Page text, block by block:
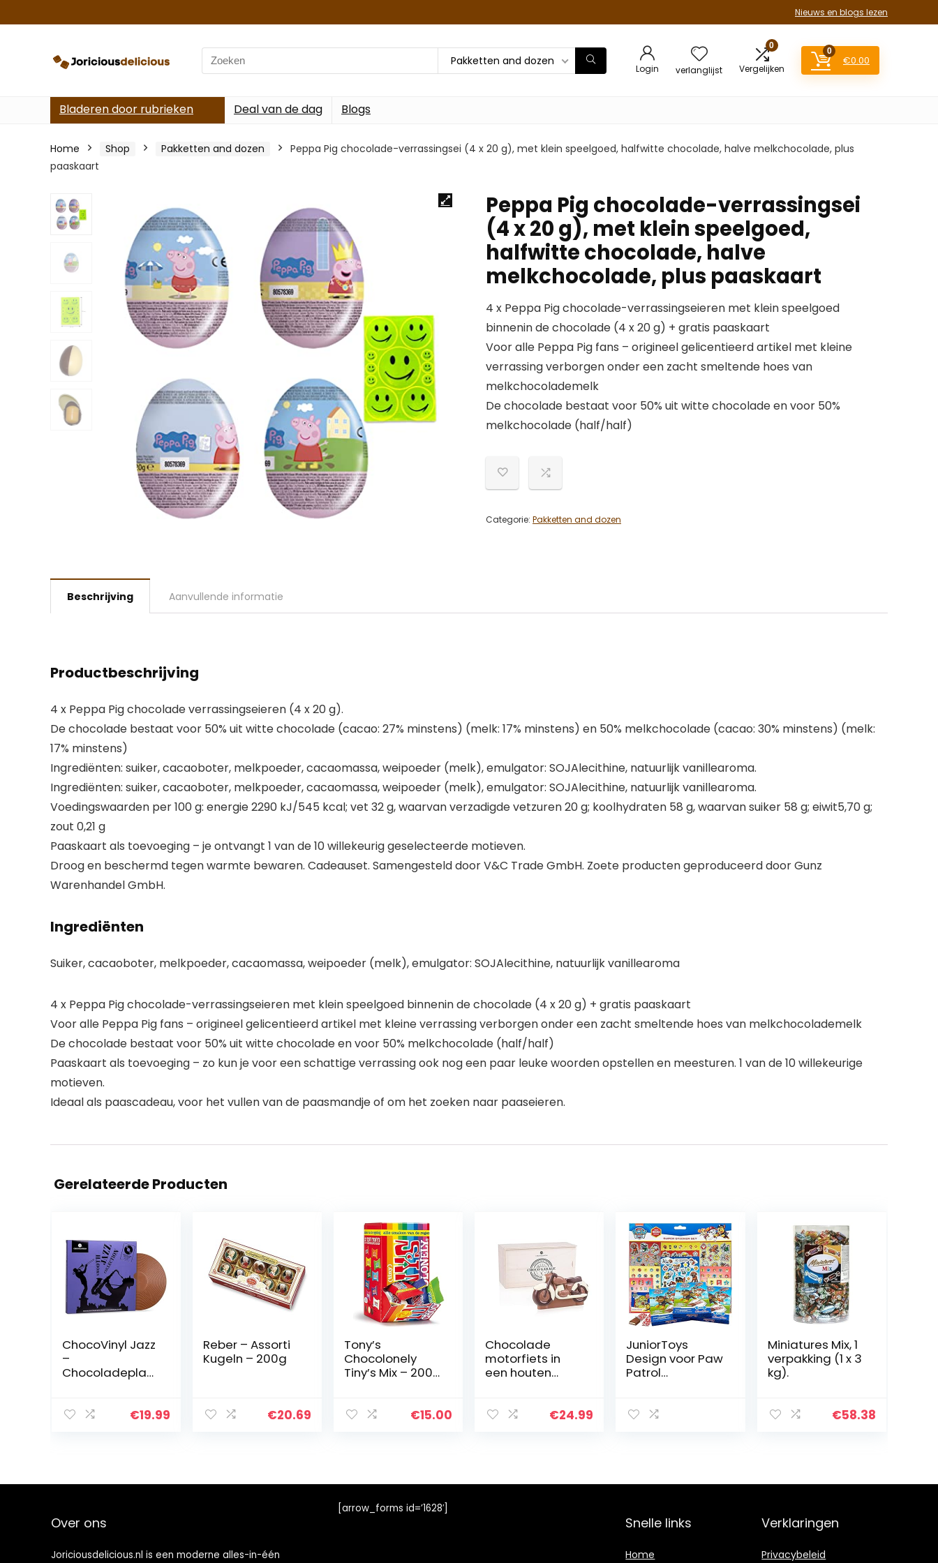
Nieuws en blogs lezen
Search
for:
Pakketten and dozen
Login verlanglijst
0
Vergelijken
0
€0.00
Bladeren door rubrieken Deal van de dag Blogs
Home Shop Pakketten and dozen
Peppa Pig chocolade-verrassingsei (4 x 20 g), met klein speelgoed, halfwitte chocolade, halve melkchocolade, plus
paaskaart
Peppa Pig chocolade-verrassingsei
(4 x 20 g), met klein speelgoed,
halfwitte chocolade, halve
melkchocolade, plus paaskaart
4 x Peppa Pig chocolade-verrassingseieren met klein speelgoed
binnenin de chocolade (4 x 20 g) + gratis paaskaart
Voor alle Peppa Pig fans – origineel gelicentieerd artikel met kleine
verrassing verborgen onder een zacht smeltende hoes van
melkchocolademelk
De chocolade bestaat voor 50% uit witte chocolade en voor 50%
melkchocolade (half/half)
Categorie: Pakketten and dozen
Beschrijving Aanvullende informatie
Productbeschrijving
4 x Peppa Pig chocolade verrassingseieren (4 x 20 g).
De chocolade bestaat voor 50% uit witte chocolade (cacao: 27% minstens) (melk: 17% minstens) en 50% melkchocolade (cacao: 30% minstens) (melk:
17% minstens)
Ingrediënten: suiker, cacaoboter, melkpoeder, cacaomassa, weipoeder (melk), emulgator: SOJAlecithine, natuurlijk vanillearoma.
Ingrediënten: suiker, cacaoboter, melkpoeder, cacaomassa, weipoeder (melk), emulgator: SOJAlecithine, natuurlijk vanillearoma.
Voedingswaarden per 100 g: energie 2290 kJ/545 kcal; vet 32 g, waarvan verzadigde vetzuren 20 g; koolhydraten 58 g, waarvan suiker 58 g; eiwit5,70 g;
zout 0,21 g
Paaskaart als toevoeging – je ontvangt 1 van de 10 willekeurig geselecteerde motieven.
Droog en beschermd tegen warmte bewaren. Cadeauset. Samengesteld door V&C Trade GmbH. Zoete producten geproduceerd door Gunz
Warenhandel GmbH.
Ingrediënten
Suiker, cacaoboter, melkpoeder, cacaomassa, weipoeder (melk), emulgator: SOJAlecithine, natuurlijk vanillearoma
4 x Peppa Pig chocolade-verrassingseieren met klein speelgoed binnenin de chocolade (4 x 20 g) + gratis paaskaart
Voor alle Peppa Pig fans – origineel gelicentieerd artikel met kleine verrassing verborgen onder een zacht smeltende hoes van melkchocolademelk
De chocolade bestaat voor 50% uit witte chocolade en voor 50% melkchocolade (half/half)
Paaskaart als toevoeging – zo kun je voor een schattige verrassing ook nog een paar leuke woorden opstellen en meesturen. 1 van de 10 willekeurige
motieven.
Ideaal als paascadeau, voor het vullen van de paasmandje of om het zoeken naar paaseieren.
Gerelateerde Producten
ChocoVinyl Jazz
–
Chocoladeplaat
muziekliefhebbe
voor
Vaderdag
€19.99
Reber – Assorti
Kugeln – 200g
€20.69
Tony’s
Chocolonely
Tiny’s Mix – 200
€15.00
Chocolade
motorfiets in
een houten
motorliefhebber
Vrouw | Jongen |
€24.99
JuniorToys
Design voor Paw
Patrol
stickers en
Miniatures Mix, 1
verpakking (1 x 3
kg).
€58.38
Over ons
Joriciousdelicious.nl is een moderne alles-in-één
[arrow_forms id=’1628′]
Snelle links
Home
Verklaringen
Privacybeleid